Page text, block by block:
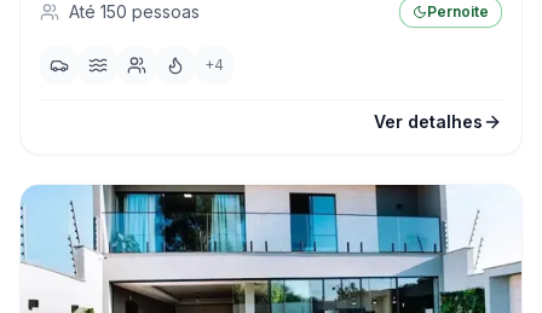
Até 150 pessoas Pernoite
+4
Ver detalhes